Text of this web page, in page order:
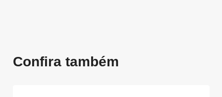
Confira também